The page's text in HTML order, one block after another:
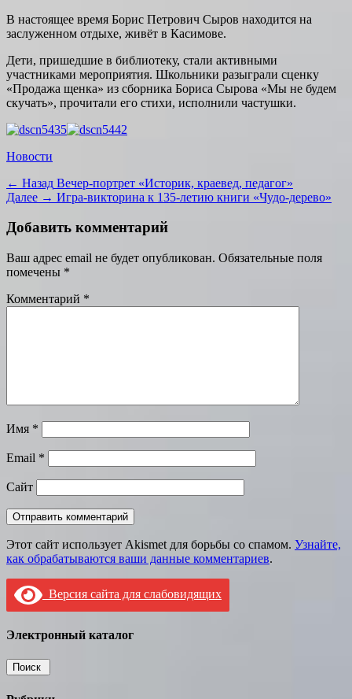
В настоящее время Борис Петрович Сыров находится на
заслуженном отдыхе, живёт в Касимове.
Дети, пришедшие в библиотеку, стали активными
участниками мероприятия. Школьники разыграли сценку
«Продажа щенка» из сборника Бориса Сырова «Мы не будем
скучать», прочитали его стихи, исполнили частушки.
Категории
Новости
Навигация
по
записям
← Назад Предыдущая
запись:
Вечер-портрет «Историк, краевед, педагог»
Далее → Следующая
Игра-викторина к 135-летию книги «Чудо-дерево»
Добавить комментарий
Ваш адрес email не будет опубликован. Обязательные поля
помечены *
Комментарий *
Имя *
Email *
Сайт
Этот сайт использует Akismet для борьбы со спамом. Узнайте,
как обрабатываются ваши данные комментариев.
Версия сайта для слабовидящих
Электронный каталог